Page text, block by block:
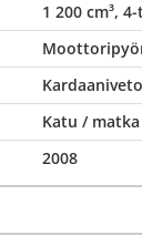
1 200 cm³,
Kardaaniveto
Katu /
2008